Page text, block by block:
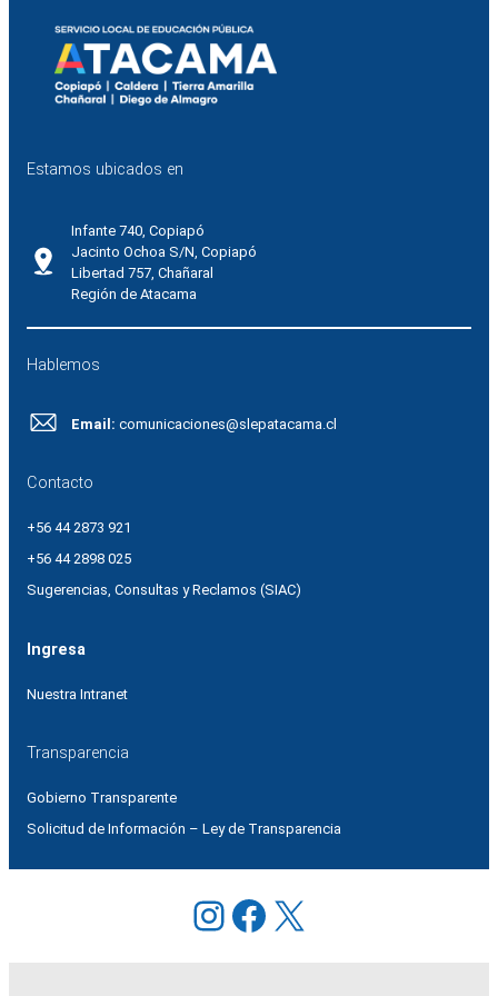
Estamos ubicados en
Infante 740, Copiapó
Jacinto Ochoa S/N, Copiapó
Libertad 757, Chañaral
Región de Atacama
Hablemos
Email: comunicaciones@slepatacama.cl
Contacto
+56 44 2873 921
+56 44 2898 025
Sugerencias, Consultas y Reclamos (SIAC)
Ingresa
Nuestra Intranet
Transparencia
Gobierno Transparente
Solicitud de Información – Ley de Transparencia
Instagram
Facebook
X